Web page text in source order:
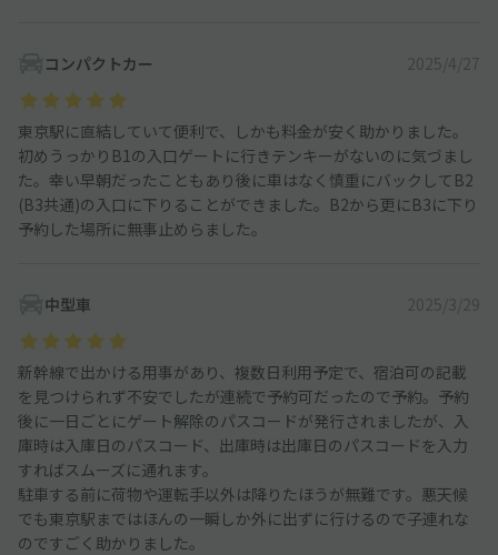
コンパクトカー 2025/4/27
東京駅に直結していて便利で、しかも料金が安く助かりました。
初めうっかりB1の入口ゲートに行きテンキーがないのに気づまし
た。幸い早朝だったこともあり後に車はなく慎重にバックしてB2
(B3共通)の入口に下りることができました。B2から更にB3に下り
予約した場所に無事止めらました。
中型車 2025/3/29
新幹線で出かける用事があり、複数日利用予定で、宿泊可の記載
を見つけられず不安でしたが連続で予約可だったので予約。予約
後に一日ごとにゲート解除のパスコードが発行されましたが、入
庫時は入庫日のパスコード、出庫時は出庫日のパスコードを入力
すればスムーズに通れます。
駐車する前に荷物や運転手以外は降りたほうが無難です。悪天候
でも東京駅まではほんの一瞬しか外に出ずに行けるので子連れな
のですごく助かりました。